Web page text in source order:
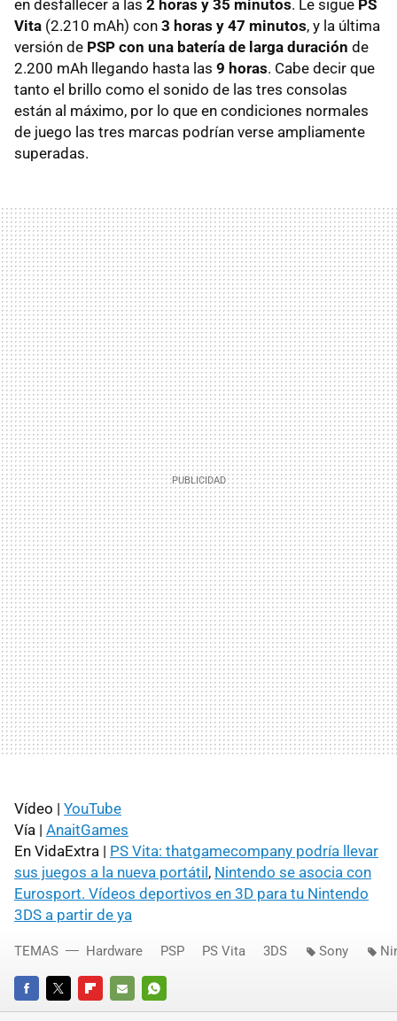
en desfallecer a las 2 horas y 35 minutos. Le sigue PS
Vita (2.210 mAh) con 3 horas y 47 minutos, y la última
versión de PSP con una batería de larga duración de
2.200 mAh llegando hasta las 9 horas. Cabe decir que
tanto el brillo como el sonido de las tres consolas
están al máximo, por lo que en condiciones normales
de juego las tres marcas podrían verse ampliamente
superadas.
Vídeo | YouTube
Vía | AnaitGames
En VidaExtra | PS Vita: thatgamecompany podría llevar
sus juegos a la nueva portátil , Nintendo se asocia con
Eurosport. Vídeos deportivos en 3D para tu Nintendo
3DS a partir de ya
FACEBOOKTWITTERFLIPBOARD
E- WHATSAPP
TEMAS Hardware PSP PS Vita 3DS Sony